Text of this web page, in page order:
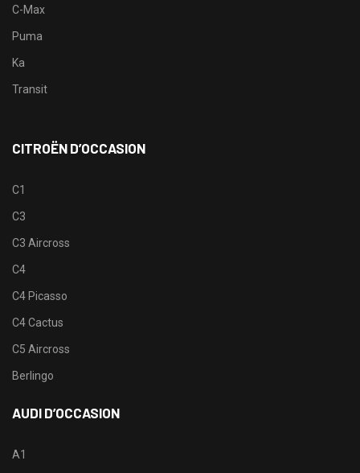
C-Max
Puma
Ka
Transit
CITROËN D’OCCASION
C1
C3
C3 Aircross
C4
C4 Picasso
C4 Cactus
C5 Aircross
Berlingo
AUDI D’OCCASION
A1